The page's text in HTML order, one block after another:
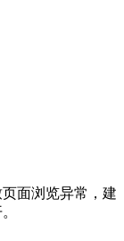
面浏览异常，建